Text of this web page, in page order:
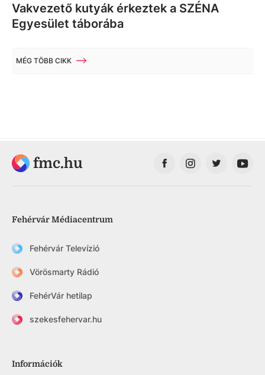
Vakvezető kutyák érkeztek a SZÉNA
Egyesület táborába
MÉG TÖBB CIKK
fmc.hu
Fehérvár Médiacentrum
Fehérvár Televízió
Vörösmarty Rádió
FehérVár hetilap
szekesfehervar.hu
Információk